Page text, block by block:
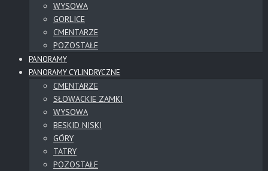
WYSOWA
GORLICE
CMENTARZE
POZOSTAŁE
PANORAMY
PANORAMY CYLINDRYCZNE
CMENTARZE
SŁOWACKIE ZAMKI
WYSOWA
BESKID NISKI
GÓRY
TATRY
POZOSTAŁE